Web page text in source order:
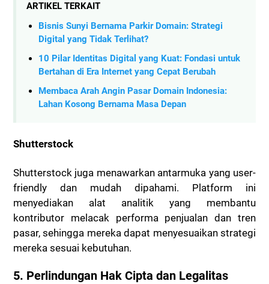
ARTIKEL TERKAIT
Bisnis Sunyi Bernama Parkir Domain: Strategi
Digital yang Tidak Terlihat?
10 Pilar Identitas Digital yang Kuat: Fondasi untuk
Bertahan di Era Internet yang Cepat Berubah
Membaca Arah Angin Pasar Domain Indonesia:
Lahan Kosong Bernama Masa Depan
Shutterstock
Shutterstock juga menawarkan antarmuka yang user-
friendly dan mudah dipahami. Platform ini
menyediakan alat analitik yang membantu
kontributor melacak performa penjualan dan tren
pasar, sehingga mereka dapat menyesuaikan strategi
mereka sesuai kebutuhan.
5. Perlindungan Hak Cipta dan Legalitas